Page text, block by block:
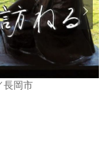
岡市